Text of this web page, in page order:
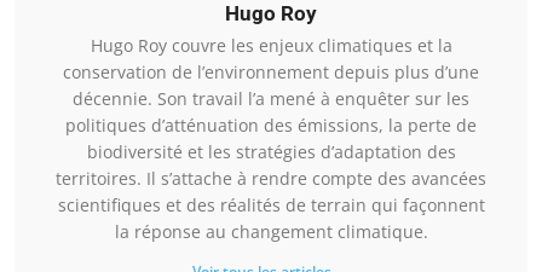
Hugo Roy
Hugo Roy couvre les enjeux climatiques et la
conservation de l’environnement depuis plus d’une
décennie. Son travail l’a mené à enquêter sur les
politiques d’atténuation des émissions, la perte de
biodiversité et les stratégies d’adaptation des
territoires. Il s’attache à rendre compte des avancées
scientifiques et des réalités de terrain qui façonnent
la réponse au changement climatique.